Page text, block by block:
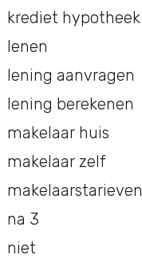
krediet hypotheek
lenen
lening aanvragen
lening berekenen
makelaar huis
makelaar zelf
makelaarstarieven
na 3
niet